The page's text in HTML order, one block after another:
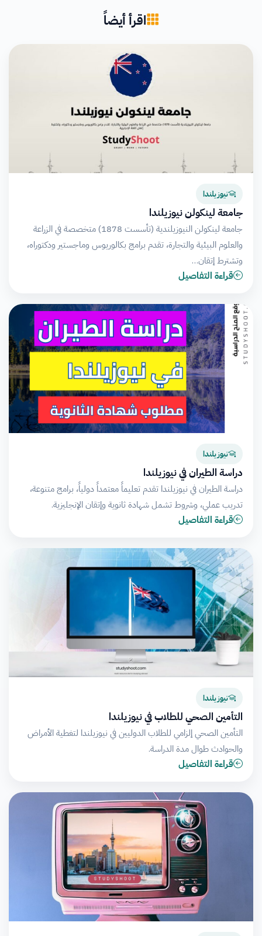
اقرأ أيضاً
نيوزيلندا
جامعة لينكولن نيوزيلندا
جامعة لينكولن النيوزيلندية (تأسست 1878) متخصصة في الزراعة
والعلوم البيئية والتجارة، تقدم برامج بكالوريوس وماجستير ودكتوراه،
وتشترط إتقان…
قراءة التفاصيل
نيوزيلندا
دراسة الطيران في نيوزيلندا
دراسة الطيران في نيوزيلندا تقدم تعليماً معتمداً دولياً، برامج متنوعة،
تدريب عملي، وشروط تشمل شهادة ثانوية وإتقان الإنجليزية.
قراءة التفاصيل
نيوزيلندا
التأمين الصحي للطلاب في نيوزيلندا
التأمين الصحي إلزامي للطلاب الدوليين في نيوزيلندا لتغطية الأمراض
والحوادث طوال مدة الدراسة.
قراءة التفاصيل